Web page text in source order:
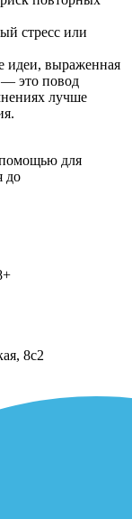
стресс или
идеи, выраженная
— это повод
лучше
помощью для
до
8с2